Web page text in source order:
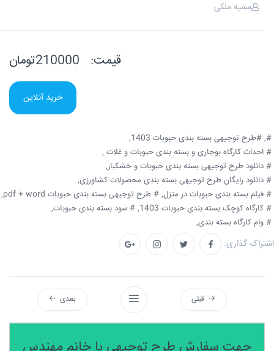
سمیه ملکی
قیمت:
خرید آنلاین
#, #طرح توجیهی بسته بندی حبوبات 1403,
# احداث کارگاه بوجاری و بسته بندی حبوبات و غلات ,
# دانلود طرح توجیهی بسته بندی حبوبات و خشکبار,
# دانلود رایگان طرح توجیهی بسته بندی محصولات کشاورزی,
# فیلم بسته بندی حبوبات در منزل, # طرح توجیهی بسته بندی حبوبات pdf + word,
# کارگاه کوچک بسته بندی حبوبات 1403,
# سود بسته بندی حبوبات,
# وام کارگاه بسته بندی,
اشتراک گذاری:
قبلی بعدی